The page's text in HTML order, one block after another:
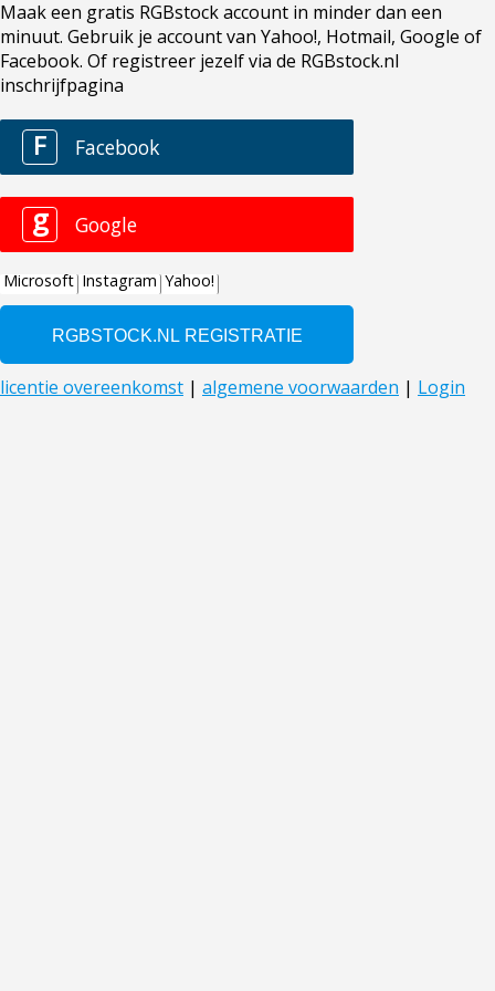
Maak een gratis RGBstock account in minder dan een
minuut. Gebruik je account van Yahoo!, Hotmail, Google of
Facebook. Of registreer jezelf via de RGBstock.nl
inschrijfpagina
F Facebook
g Google
Microsoft Instagram Yahoo!
licentie overeenkomst | algemene voorwaarden | Login